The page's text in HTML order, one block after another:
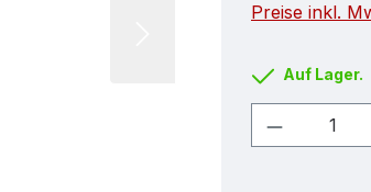
Preise inkl.
Auf Lager.
Produkt